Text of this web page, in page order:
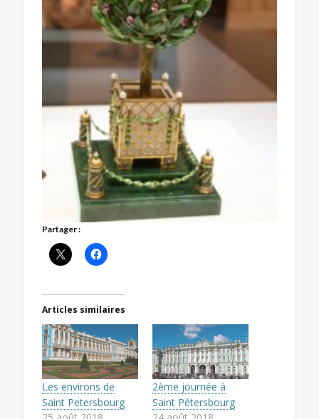
Partager :
Articles similaires
Les environs de
Saint Petersbourg
2ème journée à
Saint Pétersbourg